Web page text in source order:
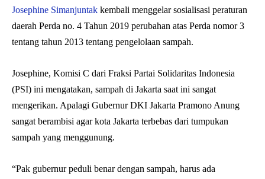
Josephine Simanjuntak kembali menggelar sosialisasi peraturan
daerah Perda no. 4 Tahun 2019 perubahan atas Perda nomor 3
tentang tahun 2013 tentang pengelolaan sampah.
Josephine, Komisi C dari Fraksi Partai Solidaritas Indonesia
(PSI) ini mengatakan, sampah di Jakarta saat ini sangat
mengerikan. Apalagi Gubernur DKI Jakarta Pramono Anung
sangat berambisi agar kota Jakarta terbebas dari tumpukan
sampah yang menggunung.
“Pak gubernur peduli benar dengan sampah, harus ada